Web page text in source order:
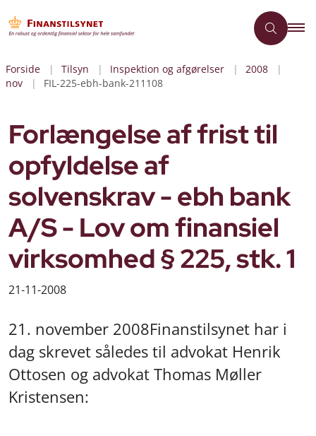
Forside Tilsyn Inspektion og afgørelser
2008
nov
FIL-225-ebh-bank-211108
Forlængelse af frist til
opfyldelse af
solvenskrav - ebh bank
A/S - Lov om finansiel
virksomhed § 225, stk. 1
21-11-2008
21. november 2008Finanstilsynet har i
dag skrevet således til advokat Henrik
Ottosen og advokat Thomas Møller
Kristensen: